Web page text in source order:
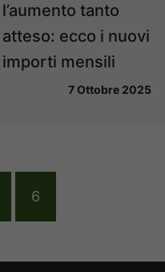
l’aumento tanto
atteso: ecco i nuovi
importi mensili
7 Ottobre 2025
6